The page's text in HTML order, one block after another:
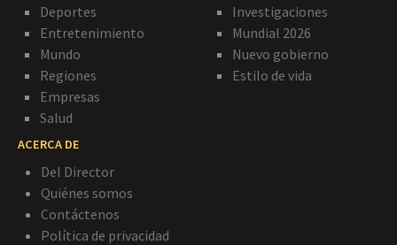
Deportes
Entretenimiento
Mundo
Regiones
Empresas
Salud
Investigaciones
Mundial 2026
Nuevo gobierno
Estilo de vida
ACERCA DE
Del Director
Quiénes somos
Contáctenos
Política de privacidad